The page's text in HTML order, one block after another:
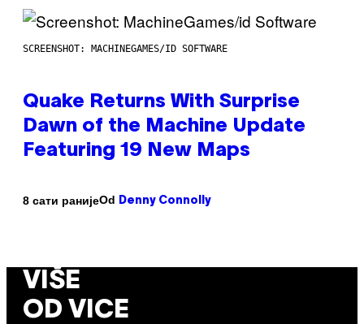
SCREENSHOT: MACHINEGAMES/ID SOFTWARE
Quake Returns With Surprise
Dawn of the Machine Update
Featuring 19 New Maps
8 сати ранијеOd Denny Connolly
VIŠE
OD VICE